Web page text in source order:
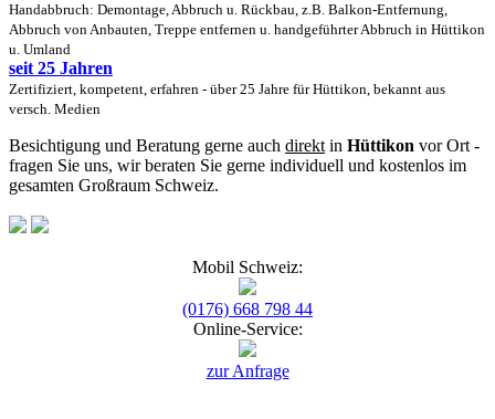
Handabbruch: Demontage, Abbruch u. Rückbau, z.B. Balkon-Entfernung,
Abbruch von Anbauten, Treppe entfernen u. handgeführter Abbruch in Hüttikon
u. Umland
seit 25 Jahren
Zertifiziert, kompetent, erfahren - über 25 Jahre für Hüttikon, bekannt aus
versch. Medien
Besichtigung und Beratung gerne auch direkt in Hüttikon vor Ort -
fragen Sie uns, wir beraten Sie gerne individuell und kostenlos im
gesamten Großraum Schweiz.
Mobil Schweiz:
(0176) 668 798 44
Online-Service:
zur Anfrage